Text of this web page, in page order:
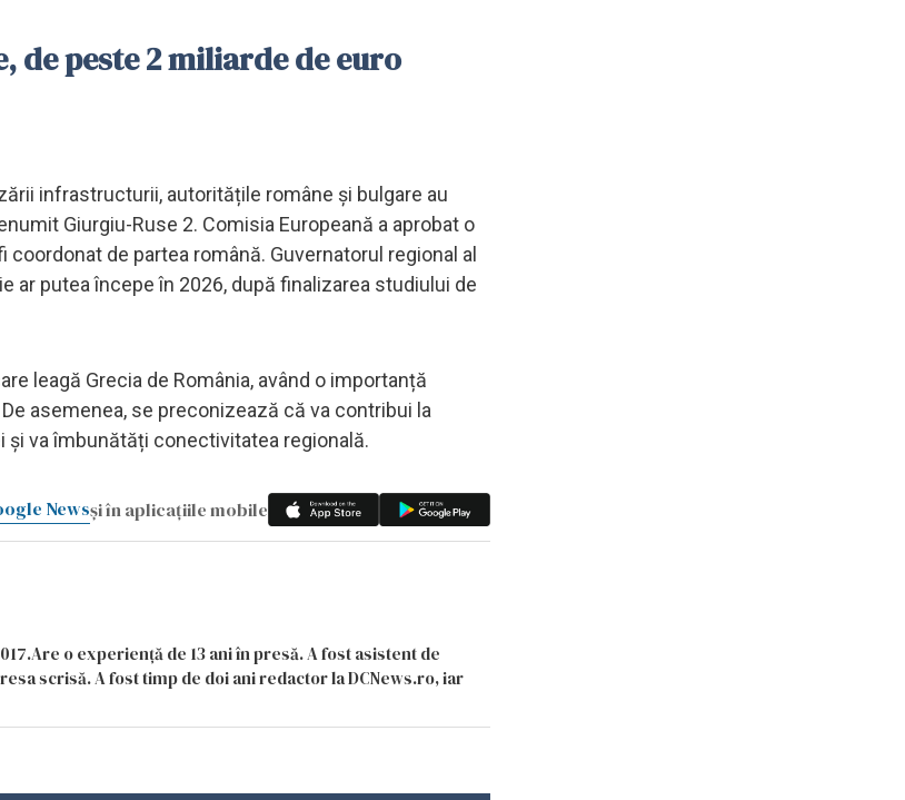
de peste 2 miliarde de euro
infrastructurii, autoritățile române și bulgare au
Giurgiu-Ruse 2. Comisia Europeană a aprobat o
de partea română. Guvernatorul regional al
ar putea începe în 2026, după finalizarea studiului de
leagă Grecia de România, având o importanță
asemenea, se preconizează că va contribui la
va îmbunătăți conectivitatea regională.
Newsși în aplicațiile mobile
o experiență de 13 ani în presă. A fost asistent de
scrisă. A fost timp de doi ani redactor la DCNews.ro, iar